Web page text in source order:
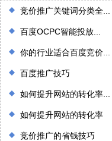
竞价推广关键词分类全...
百度OCPC智能投放...
你的行业适合百度竞价...
百度推广技巧
如何提升网站的转化率...
如何提升网站的转化率
竞价推广的省钱技巧